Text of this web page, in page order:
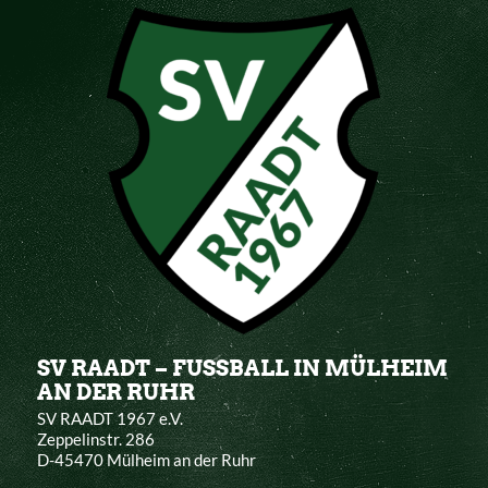
SV RAADT – FUSSBALL IN MÜLHEIM
AN DER RUHR
SV RAADT 1967 e.V.
Zeppelinstr. 286
D-45470 Mülheim an der Ruhr